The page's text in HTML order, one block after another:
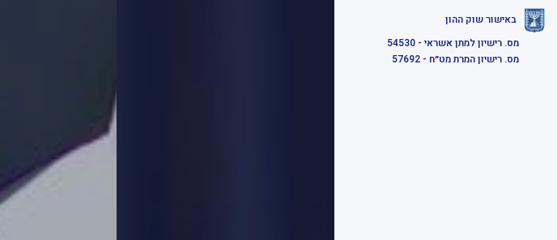
באישור שוק ההון
מס. רישיון למתן אשראי - 54530
מס. רישיון המרת מט״ח - 57692